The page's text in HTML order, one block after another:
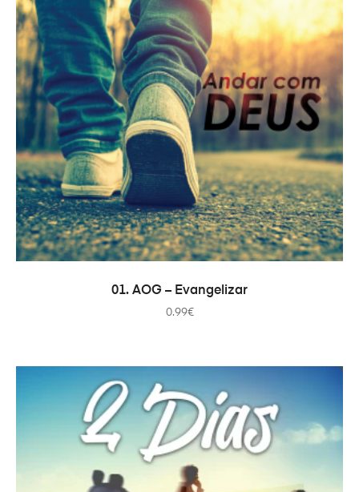
ДОДАТИ В КОШИК
01. AOG – Evangelizar
0.99€